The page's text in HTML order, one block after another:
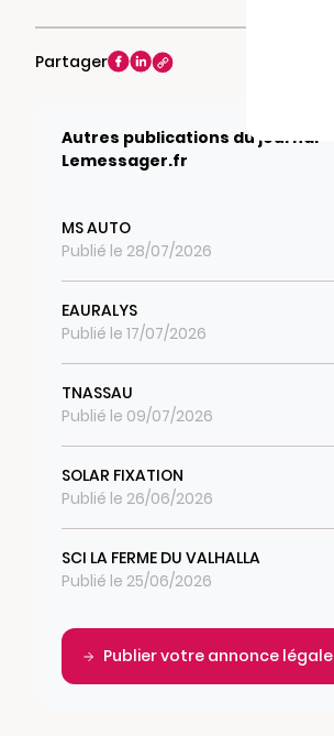
Partager
Autres publications du journal
Lemessager.fr
MS AUTO
Publié le 28/07/2026
EAURALYS
Publié le 17/07/2026
TNASSAU
Publié le 09/07/2026
SOLAR FIXATION
Publié le 26/06/2026
SCI LA FERME DU VALHALLA
Publié le 25/06/2026
Publier votre annonce légale